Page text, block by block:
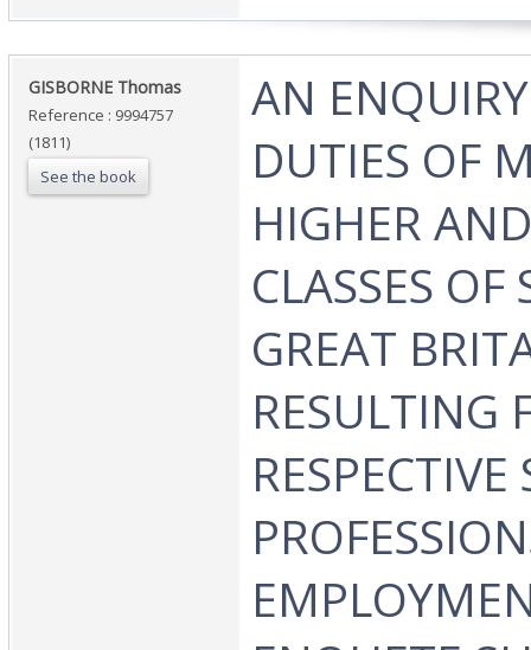
‎GISBORNE Thomas‎
Reference : 9994757
(1811)
See the book
‎AN
DUTIES OF
HIGHER
CLASSES OF
GREAT
RESULTING